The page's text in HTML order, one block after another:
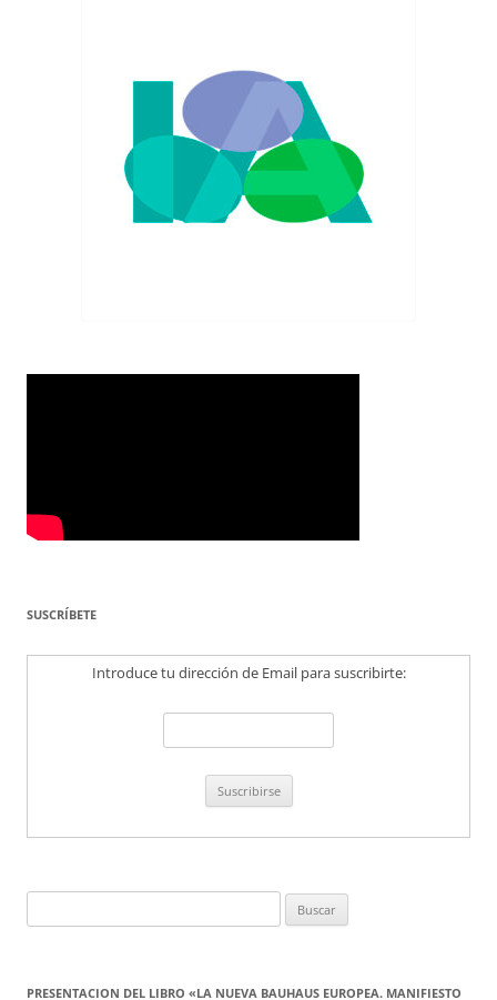
SUSCRÍBETE
Introduce tu dirección de Email para suscribirte:
PRESENTACION DEL LIBRO «LA NUEVA BAUHAUS EUROPEA. MANIFIESTO